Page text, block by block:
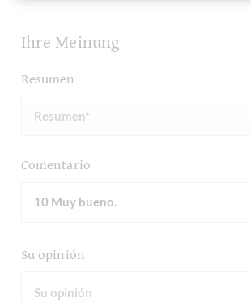
Ihre Meinung
Resumen
Comentario
Su opinión